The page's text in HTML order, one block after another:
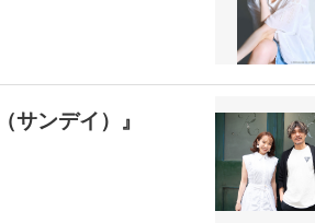
サンデイ）』